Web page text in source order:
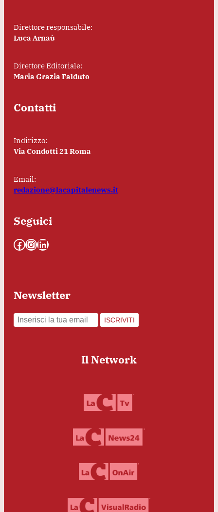
Direttore responsabile:
Luca Arnaù
Direttore Editoriale:
Maria Grazia Falduto
Contatti
Indirizzo:
Via Condotti 21 Roma
Email:
redazione@lacapitalenews.it
Seguici
Facebook InstagramLinkedIn
Newsletter
ISCRIVITI
Il Network